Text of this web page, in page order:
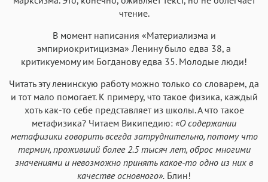
чтение.
В момент написания «Материализма и
эмпириокритицизма» Ленину было едва 38, а
критикуемому им Богданову едва 35. Молодые люди!
Читать эту ленинскую работу можно только со словарем, да
и тот мало помогает. К примеру, что такое физика, каждый
хоть как-то себе представляет из школы. А что такое
метафизика? Читаем Википедию: «О содержании
метафизики говорить всегда затруднительно, потому что
термин, проживший более 2.5 тысяч лет, оброс многими
значениями и невозможно принять какое-то одно из них в
качестве основного». Блин!